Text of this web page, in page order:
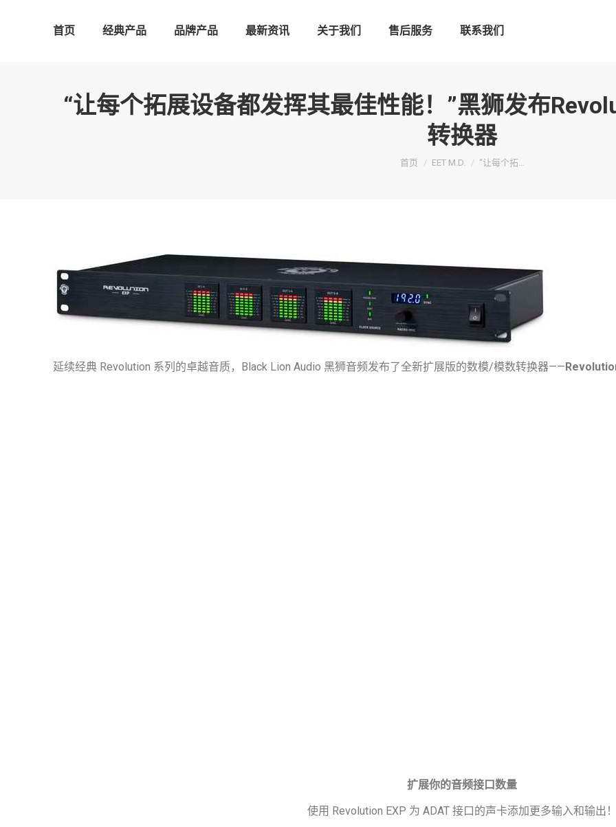
首页 经典产品 品牌产品 最新资讯 关于我们 售后服务 联系我们
“让每个拓展设备都发挥其最佳性能！”黑狮发布
转换器
您在这里：
首页 EET M.D. “让每个拓…
延续经典 Revolution 系列的卓越音质，Black Lion Audio 黑狮音频发布了全新扩展版的数模/模数转换器——
扩展你的音频接口数量
使用 Revolution EXP 为 ADAT 接口的声卡添加更多输入和输出！